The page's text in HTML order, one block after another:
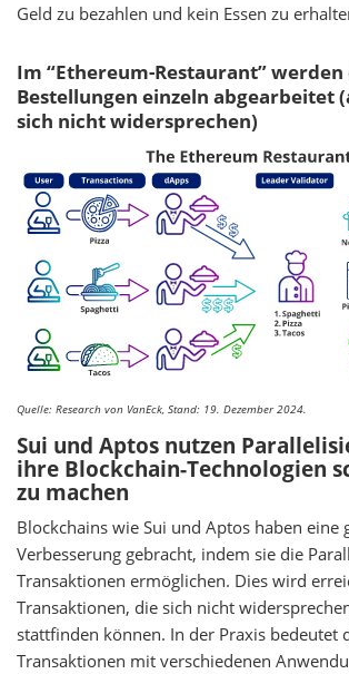
Geld zu bezahlen und kein Essen zu
Im “Ethereum-Restaurant” werden
Bestellungen einzeln abgearbeitet
sich nicht widersprechen)
Quelle: Research von VanEck, Stand: 19. Dezember 2024.
Sui und Aptos nutzen
ihre Blockchain-Technologien
zu machen
Blockchains wie Sui und Aptos haben eine
Verbesserung gebracht, indem sie die
Transaktionen ermöglichen. Dies wird
Transaktionen, die sich nicht
stattfinden können. In der Praxis bedeutet
Transaktionen mit verschiedenen